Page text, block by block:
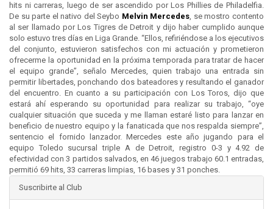
hits ni carreras, luego de ser ascendido por Los Phillies de Philadelfia.
De su parte el nativo del Seybo Melvin Mercedes, se mostro contento
al ser llamado por Los Tigres de Detroit y dijo haber cumplido aunque
solo estuvo tres días en Liga Grande. “Ellos, refiriéndose a los ejecutivos
del conjunto, estuvieron satisfechos con mi actuación y prometieron
ofrecerme la oportunidad en la próxima temporada para tratar de hacer
el equipo grande”, señalo Mercedes, quien trabajo una entrada sin
permitir libertades, ponchando dos bateadores y resultando el ganador
del encuentro. En cuanto a su participación con Los Toros, dijo que
estará ahí esperando su oportunidad para realizar su trabajo, “oye
cualquier situación que suceda y me llaman estaré listo para lanzar en
beneficio de nuestro equipo y la fanaticada que nos respalda siempre”,
sentencio el fornido lanzador. Mercedes este año jugando para el
equipo Toledo sucursal triple A de Detroit, registro 0-3 y 4.92 de
efectividad con 3 partidos salvados, en 46 juegos trabajo 60.1 entradas,
permitió 69 hits, 33 carreras limpias, 16 bases y 31 ponches.
Suscribirte al Club